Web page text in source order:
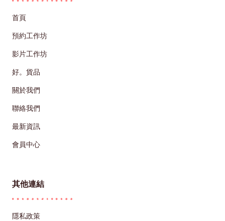
首頁
預約工作坊
影片工作坊
好。貨品
關於我們
聯絡我們
最新資訊
會員中心
其他連結
隱私政策